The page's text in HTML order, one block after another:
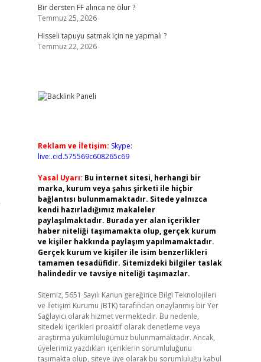
Bir dersten FF alınca ne olur ?
Temmuz 25, 2026
Hisseli tapuyu satmak için ne yapmalı ?
Temmuz 22, 2026
Reklam ve İletişim: Skype:
live:.cid.575569c608265c69
Yasal Uyarı: Bu internet sitesi, herhangi bir
marka, kurum veya şahıs şirketi ile hiçbir
bağlantısı bulunmamaktadır. Sitede yalnızca
kendi hazırladığımız makaleler
paylaşılmaktadır. Burada yer alan içerikler
haber niteliği taşımamakta olup, gerçek kurum
ve kişiler hakkında paylaşım yapılmamaktadır.
Gerçek kurum ve kişiler ile isim benzerlikleri
tamamen tesadüfidir. Sitemizdeki bilgiler taslak
halindedir ve tavsiye niteliği taşımazlar.
Sitemiz, 5651 Sayılı Kanun gereğince Bilgi Teknolojileri
ve İletişim Kurumu (BTK) tarafından onaylanmış bir Yer
Sağlayıcı olarak hizmet vermektedir. Bu nedenle,
sitedeki içerikleri proaktif olarak denetleme veya
araştırma yükümlülüğümüz bulunmamaktadır. Ancak,
üyelerimiz yazdıkları içeriklerin sorumluluğunu
taşımakta olup, siteye üye olarak bu sorumluluğu kabul